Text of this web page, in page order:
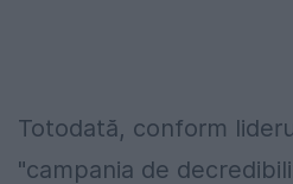
Totodată, conform
"campania de